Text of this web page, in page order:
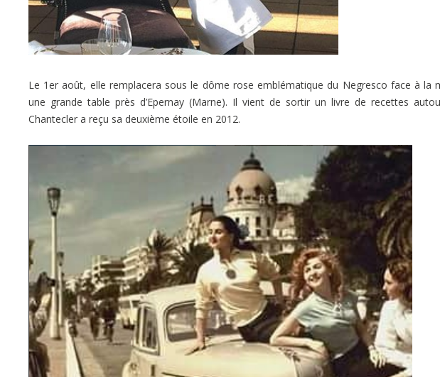
Le 1er août, elle remplacera sous le dôme rose emblématique du Negresco face à la
une grande table près d’Epernay (Marne). Il vient de sortir un livre de recettes
Chantecler a reçu sa deuxième étoile en 2012.